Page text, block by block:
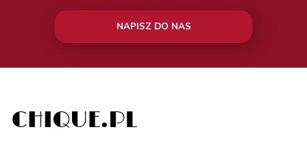
NAPISZ DO NAS